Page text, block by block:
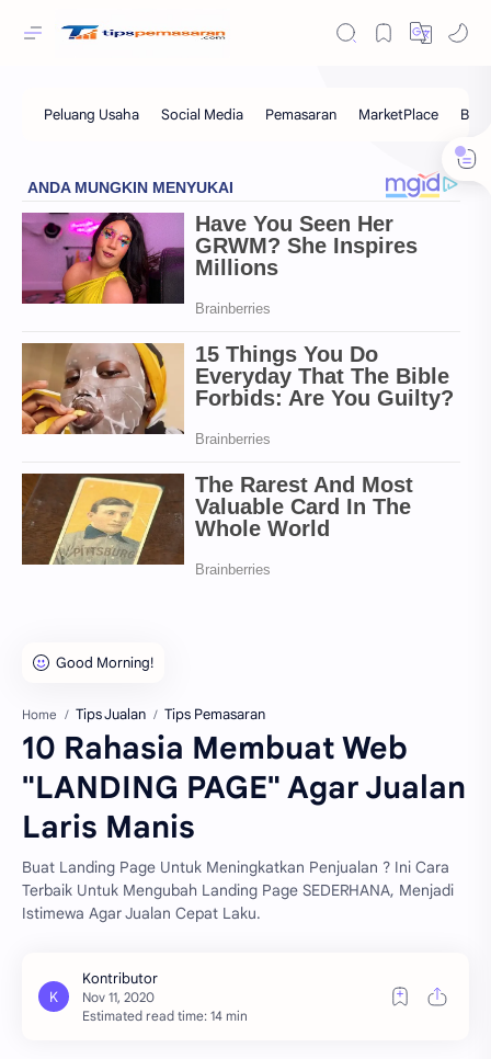
Home Tips Jualan Tips Pemasaran
10 Rahasia Membuat Web
"LANDING PAGE" Agar Jualan
Laris Manis
Buat Landing Page Untuk Meningkatkan Penjualan ? Ini Cara
Terbaik Untuk Mengubah Landing Page SEDERHANA, Menjadi
Istimewa Agar Jualan Cepat Laku.
Estimated read time: 14 min